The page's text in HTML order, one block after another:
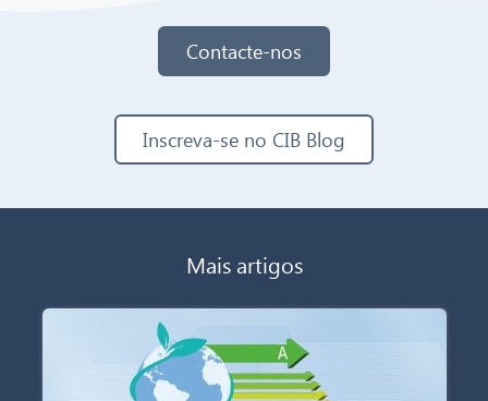
Contacte-nos
Inscreva-se no CIB Blog
Mais artigos